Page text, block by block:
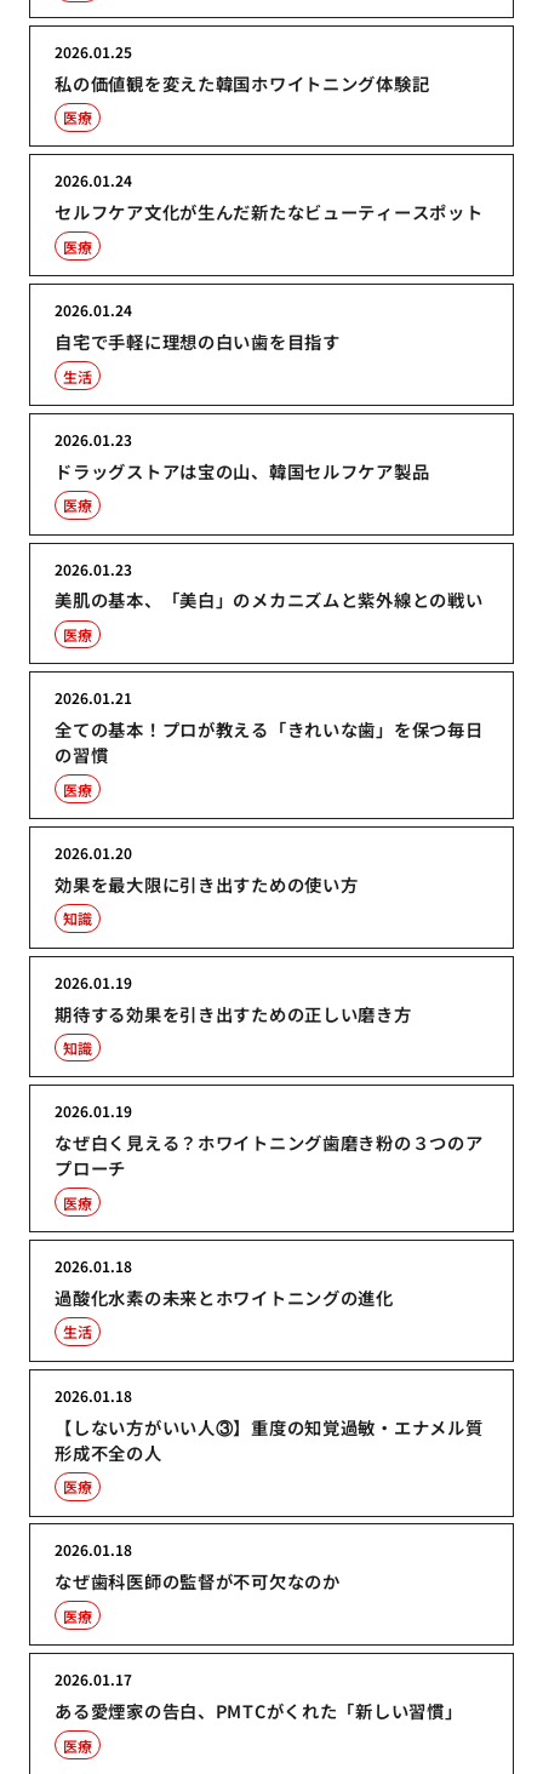
私の価値観を変えた韓国ホワイトニング体験記
2026.01.25
医療
セルフケア文化が生んだ新たなビューティースポット
2026.01.24
医療
自宅で手軽に理想の白い歯を目指す
2026.01.24
生活
ドラッグストアは宝の山、韓国セルフケア製品
2026.01.23
医療
美肌の基本、「美白」のメカニズムと紫外線との戦い
2026.01.23
医療
全ての基本！プロが教える「きれいな歯」を保つ毎日
の習慣
2026.01.21
医療
効果を最大限に引き出すための使い方
2026.01.20
知識
期待する効果を引き出すための正しい磨き方
2026.01.19
知識
なぜ白く見える？ホワイトニング歯磨き粉の３つのア
プローチ
2026.01.19
医療
過酸化水素の未来とホワイトニングの進化
2026.01.18
生活
【しない方がいい人③】重度の知覚過敏・エナメル質
形成不全の人
2026.01.18
医療
なぜ歯科医師の監督が不可欠なのか
2026.01.18
医療
ある愛煙家の告白、PMTCがくれた「新しい習慣」
2026.01.17
医療